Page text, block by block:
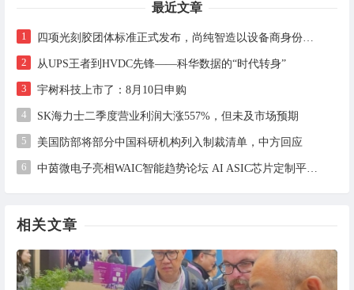
最近文章
1 四项光刻胶团体标准正式发布，尚纯智造以设备商身份跻身标准起草席
2 从UPS王者到HVDC先锋——科华数据的“时代转身”
3 宇树科技上市了：8月10日申购
4 SK海力士二季度营业利润大涨557%，但未及市场预期
5 美国防部将部分中国科研机构列入制裁清单，中方回应
6 中茵微电子亮相WAIC智能趋势论坛 AI ASIC芯片定制平台赋能工业AI落地
相关文章